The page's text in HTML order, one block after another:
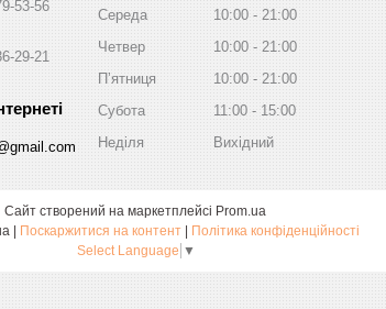
53-56
29-21
Середа
10:00
21:00
Четвер
10:00
21:00
Пʼятниця
10:00
21:00
Субота
11:00
15:00
Неділя
Вихідний
Сайт створений на маркетплейсі Prom.ua
ecostore.com.ua | Поскаржитися на контент | Політика конфіденційності
Select Language ▼